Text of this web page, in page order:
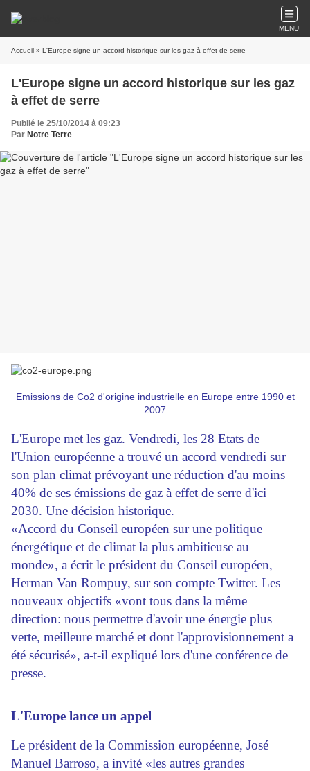
MENU
Accueil » L'Europe signe un accord historique sur les gaz à effet de serre
L'Europe signe un accord historique sur les gaz
à effet de serre
Publié le 25/10/2014 à 09:23
Par Notre Terre
Emissions de Co2 d'origine industrielle en Europe entre 1990 et
2007
L'Europe met les gaz. Vendredi, les 28 Etats de
l'Union européenne a trouvé un accord vendredi sur
son plan climat prévoyant une réduction d'au moins
40% de ses émissions de gaz à effet de serre d'ici
2030. Une décision historique.
«Accord du Conseil européen sur une politique
énergétique et de climat la plus ambitieuse au
monde», a écrit le président du Conseil européen,
Herman Van Rompuy, sur son compte Twitter. Les
nouveaux objectifs «vont tous dans la même
direction: nous permettre d'avoir une énergie plus
verte, meilleure marché et dont l'approvisionnement a
été sécurisé», a-t-il expliqué lors d'une conférence de
presse.
L'Europe lance un appel
Le président de la Commission européenne, José
Manuel Barroso, a invité «les autres grandes